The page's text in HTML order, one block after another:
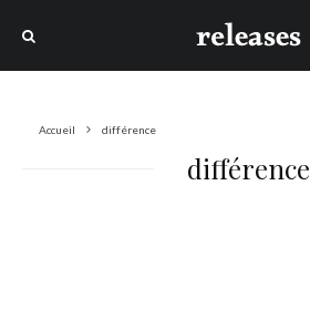
Accueil différence
différence